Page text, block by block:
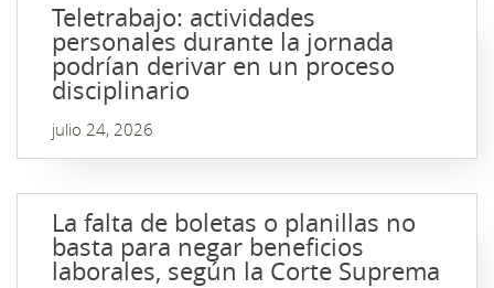
Teletrabajo: actividades
personales durante la jornada
podrían derivar en un proceso
disciplinario
julio 24, 2026
La falta de boletas o planillas no
basta para negar beneficios
laborales, según la Corte Suprema